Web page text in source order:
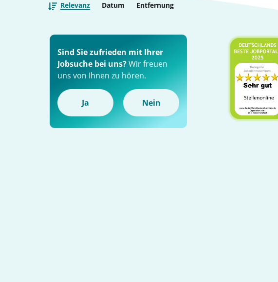
Relevanz Datum Entfernung
Sind Sie zufrieden mit Ihrer
Jobsuche bei uns?Wir freuen
uns von Ihnen zu hören.
Ja Nein